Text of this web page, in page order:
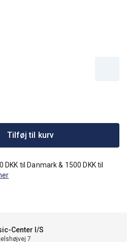
Tilføj til kurv
til Danmark & 1500 DKK til
Center I/S
7